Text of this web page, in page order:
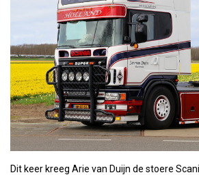
Dit keer kreeg Arie van Duijn de stoere